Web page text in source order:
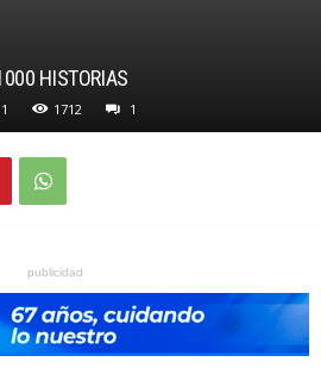
HISTORIAS
1712 1
publicidad